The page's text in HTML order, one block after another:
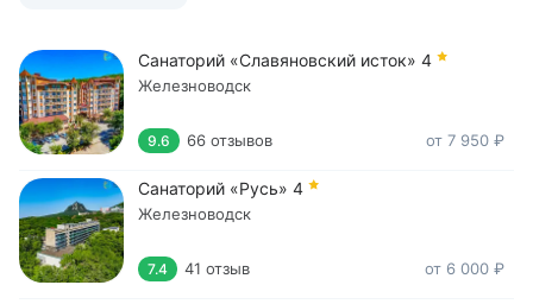
Санаторий «Славяновский исток» 4
Железноводск
9.6 66 отзывов от 7 950 ₽
Санаторий «Русь» 4
Железноводск
7.4 41 отзыв от 6 000 ₽